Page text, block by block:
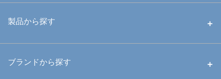
中古ハウジング
製品から探す
ハウジング
ブランドから探す